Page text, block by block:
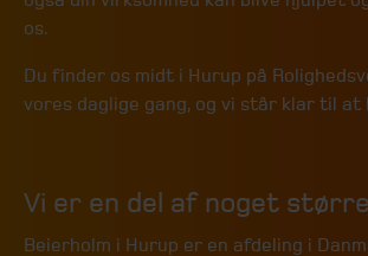
os.
Du finder os midt i Hurup på
vores daglige gang, og vi står klar til at
Vi er en del af noget større
Beierholm i Hurup er en afdeling i